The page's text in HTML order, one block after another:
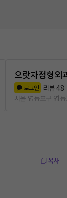
으랏차정형외
로그인 리뷰48
서울 영등포구 영
복사